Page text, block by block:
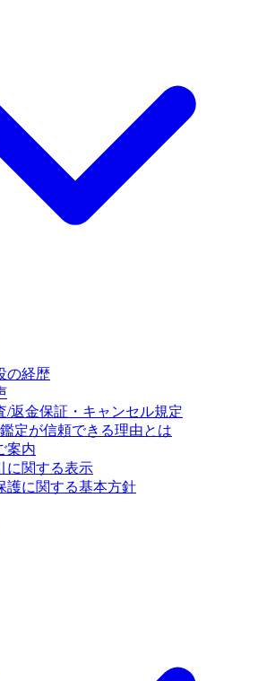
の経歴
/返金保証・キャンセル規定
定が信頼できる理由とは
案内
に関する表示
護に関する基本方針